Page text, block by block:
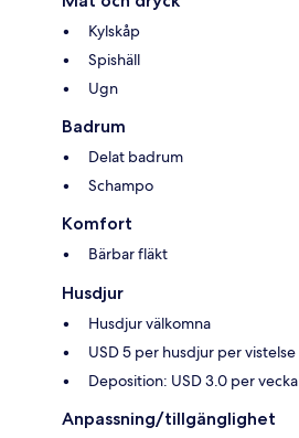
Kylskåp
Spishäll
Ugn
Badrum
Delat badrum
Schampo
Komfort
Bärbar fläkt
Husdjur
Husdjur välkomna
USD 5 per husdjur per vistelse
Deposition: USD 3.0 per vecka
Anpassning/tillgänglighet